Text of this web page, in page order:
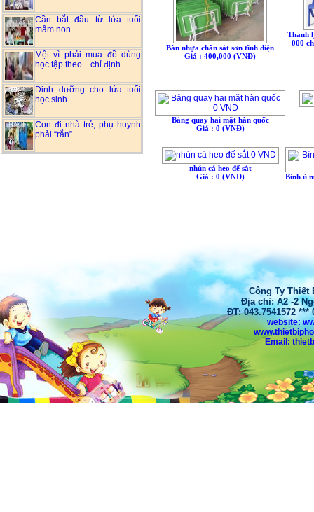
Cần bắt đầu từ lứa tuổi
mầm non
Mệt vì phải mua đồ dùng
học tập theo... chỉ định ..
Dinh dưỡng cho lứa tuổi
học sinh
Con đi nhà trẻ, phụ huynh
phải “rắn”
Bàn nhựa chân sắt sơn tĩnh điện
Giá : 400,000 (VNÐ)
Thanh
000
Bảng quay hai mặt hàn quốc
Giá : 0 (VNÐ)
nhún cá heo đế sắt
Giá : 0 (VNÐ)
Bình ủ
Công Ty Thiết
Địa chỉ: A2 -2
ĐT: 043.7541572 ***
website:
Email: